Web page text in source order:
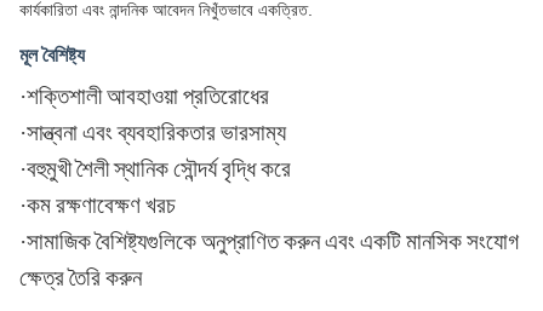
কার্যকারিতা এবং নান্দনিক আবেদন নিখুঁতভাবে একত্রিত.
মূল বৈশিষ্ট্য
·শক্তিশালী আবহাওয়া প্রতিরোধের
·সান্ত্বনা এবং ব্যবহারিকতার ভারসাম্য
·বহুমুখী শৈলী স্থানিক সৌন্দর্য বৃদ্ধি করে
·কম রক্ষণাবেক্ষণ খরচ
·সামাজিক বৈশিষ্ট্যগুলিকে অনুপ্রাণিত করুন এবং একটি মানসিক সংযোগ
ক্ষেত্র তৈরি করুন